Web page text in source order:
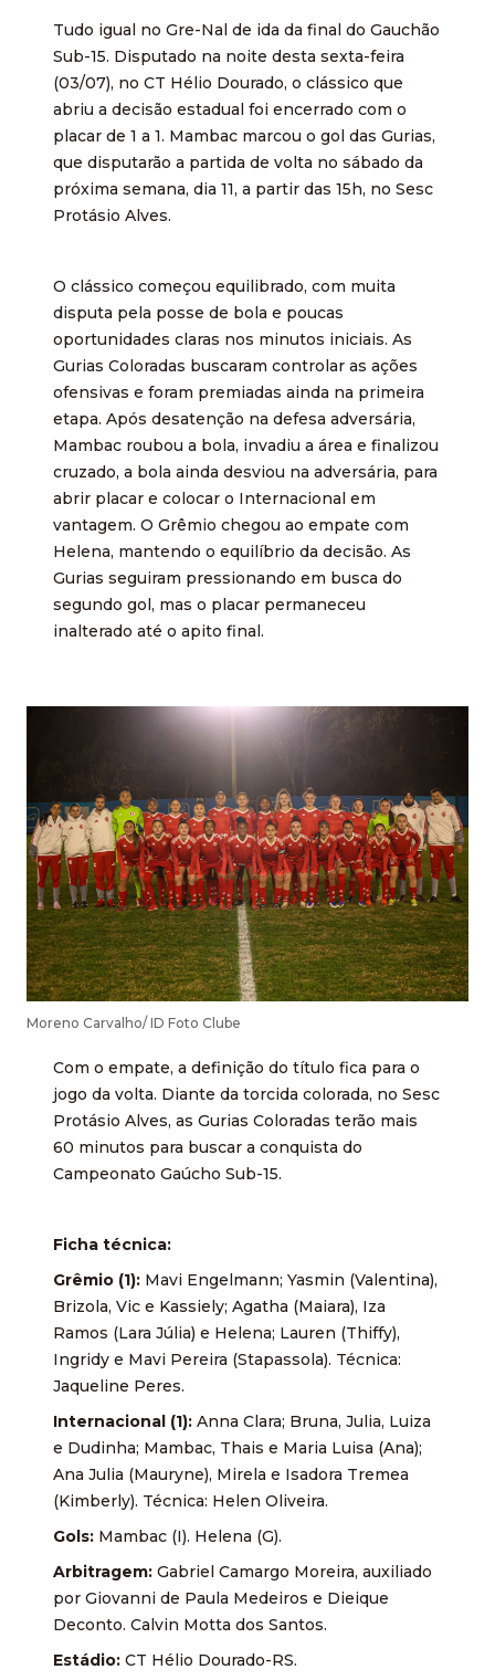
Tudo igual no Gre-Nal de ida da final do Gauchão
Sub-15. Disputado na noite desta sexta-feira
(03/07), no CT Hélio Dourado, o clássico que
abriu a decisão estadual foi encerrado com o
placar de 1 a 1. Mambac marcou o gol das Gurias,
que disputarão a partida de volta no sábado da
próxima semana, dia 11, a partir das 15h, no Sesc
Protásio Alves.
O clássico começou equilibrado, com muita
disputa pela posse de bola e poucas
oportunidades claras nos minutos iniciais. As
Gurias Coloradas buscaram controlar as ações
ofensivas e foram premiadas ainda na primeira
etapa. Após desatenção na defesa adversária,
Mambac roubou a bola, invadiu a área e finalizou
cruzado, a bola ainda desviou na adversária, para
abrir placar e colocar o Internacional em
vantagem. O Grêmio chegou ao empate com
Helena, mantendo o equilíbrio da decisão. As
Gurias seguiram pressionando em busca do
segundo gol, mas o placar permaneceu
inalterado até o apito final.
Moreno Carvalho/ ID Foto Clube
Com o empate, a definição do título fica para o
jogo da volta. Diante da torcida colorada, no Sesc
Protásio Alves, as Gurias Coloradas terão mais
60 minutos para buscar a conquista do
Campeonato Gaúcho Sub-15.
Ficha técnica:
Grêmio (1): Mavi Engelmann; Yasmin (Valentina),
Brizola, Vic e Kassiely; Agatha (Maiara), Iza
Ramos (Lara Júlia) e Helena; Lauren (Thiffy),
Ingridy e Mavi Pereira (Stapassola). Técnica:
Jaqueline Peres.
Internacional (1): Anna Clara; Bruna, Julia, Luiza
e Dudinha; Mambac, Thais e Maria Luisa (Ana);
Ana Julia (Mauryne), Mirela e Isadora Tremea
(Kimberly). Técnica: Helen Oliveira.
Gols: Mambac (I). Helena (G).
Arbitragem: Gabriel Camargo Moreira, auxiliado
por Giovanni de Paula Medeiros e Dieique
Deconto. Calvin Motta dos Santos.
Estádio: CT Hélio Dourado-RS.